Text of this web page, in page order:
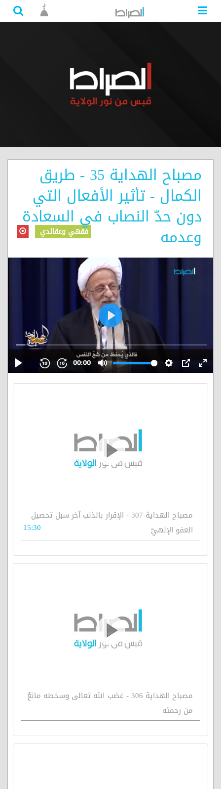
مصباح الهداية 35 - طريق
الكمال - تأثير الأفعال التي
دون حدّ النصاب في السعادة
وعدمه فقهي وعقائدي
مصباح الهداية 307 - الإقرار بالذنب آخر سبل تحصيل
العفو الإلهيّ
15:30
مصباح الهداية 306 - غضب الله تعالى وسخطه مانعٌ
من رحمته